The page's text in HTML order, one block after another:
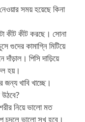
সময় হয়েছে কিনা
কীট কীট করছে। সোনা
গুদের কামাগ্নি মিটিয়ে
পিসি দাড়িয়ে
হয়।
খাবি খাচ্ছে।
নিয়ে ভালো মত
চুদলে ভালো সুখ হবে।